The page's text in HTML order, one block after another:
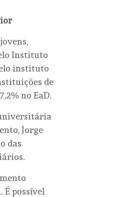
Instituto
instituto
de
no EaD.
Jorge
das
possível